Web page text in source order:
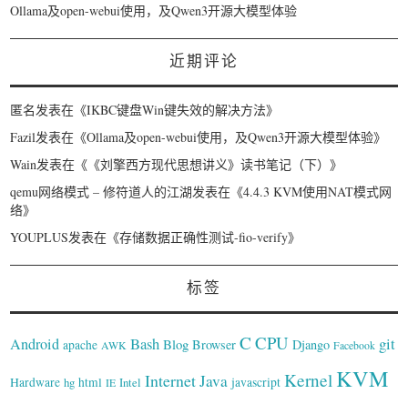
Ollama及open-webui使用，及Qwen3开源大模型体验
近期评论
匿名发表在《IKBC键盘Win键失效的解决方法》
Fazil发表在《Ollama及open-webui使用，及Qwen3开源大模型体验》
Wain发表在《 《刘擎西方现代思想讲义》读书笔记（下）》
qemu网络模式 – 修符道人的江湖发表在《4.4.3 KVM使用NAT模式网
络》
YOUPLUS发表在《存储数据正确性测试-fio-verify》
标签
Android apache AWK Bash Blog Browser C CPU Django Facebook git
Hardware hg html IE Intel InternetJava javascript Kernel KVM